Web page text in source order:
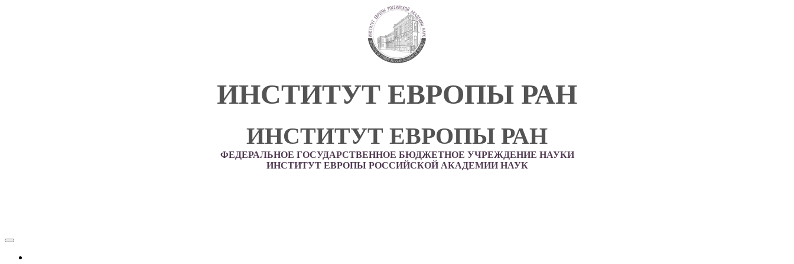
ИНСТИТУТ ЕВРОПЫ РАН
ИНСТИТУТ ЕВРОПЫ РАН
ФЕДЕРАЛЬНОЕ ГОСУДАРСТВЕННОЕ БЮДЖЕТНОЕ УЧРЕЖДЕНИЕ НАУКИ
ИНСТИТУТ ЕВРОПЫ РОССИЙСКОЙ АКАДЕМИИ НАУК